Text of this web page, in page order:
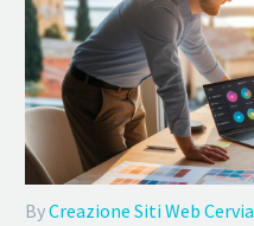
ByCreazione Siti Web Cervia